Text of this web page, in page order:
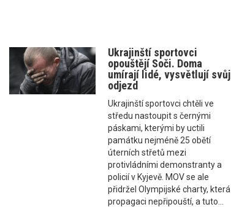
Ukrajinští sportovci
opouštějí Soči. Doma
umírají lidé, vysvětlují svůj
odjezd
Ukrajinští sportovci chtěli ve
středu nastoupit s černými
páskami, kterými by uctili
památku nejméně 25 obětí
úterních střetů mezi
protivládními demonstranty a
policií v Kyjevě. MOV se ale
přidržel Olympijské charty, která
propagaci nepřipouští, a tuto...